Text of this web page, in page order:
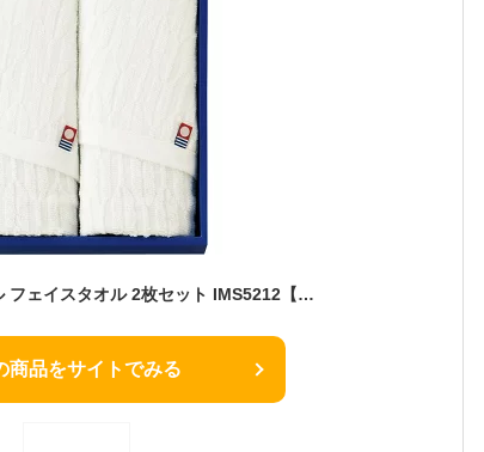
今治ジャガードタオル フェイスタオル 2枚セット IMS5212【 今治タオル 有名 ブランド ギフトセット 引き出物 引出物 結婚式 贈答品 贈り物 お返し 内祝い 引越し 引っ越し 挨拶 ギフト 粗品 プチギフト 無地 白タオル】[tr]
商品をサイトでみる